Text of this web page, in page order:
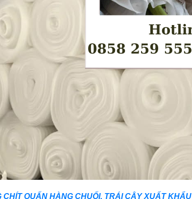
CHÍT QUẤN HÀNG CHUỐI, TRÁI CÂY XUẤT KHẨU